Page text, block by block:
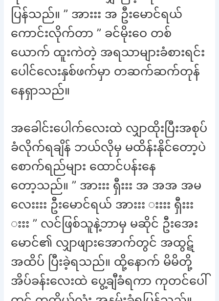
ပြန်သည်။ ” အားးး အ ဦးမောင်ရယ်
ကောင်းလိုက်တာ ” ခင်မိုးဝေ တစ်
ယောက် ထူးကဲတဲ့ အရသာများခံစားရင်း
ပေါင်လေးနှစ်ဖက်မှာ တဆက်ဆက်တုန်
နေရှာသည်။
အခေါင်းပေါက်လေးထဲ လျှာထိုးပြီးအစုပ်
ခံလိုက်ရချိန် ဘယ်လိုမှ မထိန်းနိုင်တော့ပဲ
စောက်ရည်များ ထောင်ပန်းနေ
တော့သည်။ ” အားးး ရှီးးး အ အအ အမ
လေးးးး ဦးမောင်ရယ် အားးး းးးး ရှီးးး
းးး ” လင်ဖြစ်သူနဲ့ဘာမှ မဆိုင် ဦးအေး
မောင်၏ လျှာဖျားအောက်တွင် အထွဋ်
အထိပ် ပြီးခဲ့ရသည်။ ထို့နောက် မိမိတို့
အိပ်ခန်းလေးထဲ ပွေ့ချီခံရကာ ကုတင်ပေါ်